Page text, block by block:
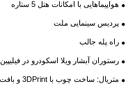
هواپیماهایی با امکانات هتل 5 ستاره
پردیس سینمایی ملت
راه پله جالب
رستوران آبشار ویلا اسکودرو در فیلیپین
متریال: ساخت چوب با 3DPrint و بافت پیوسته تر